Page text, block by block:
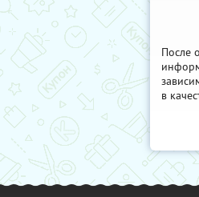
После
в